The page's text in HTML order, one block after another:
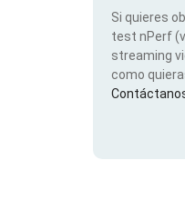
Si quieres
test nPerf
streaming
como